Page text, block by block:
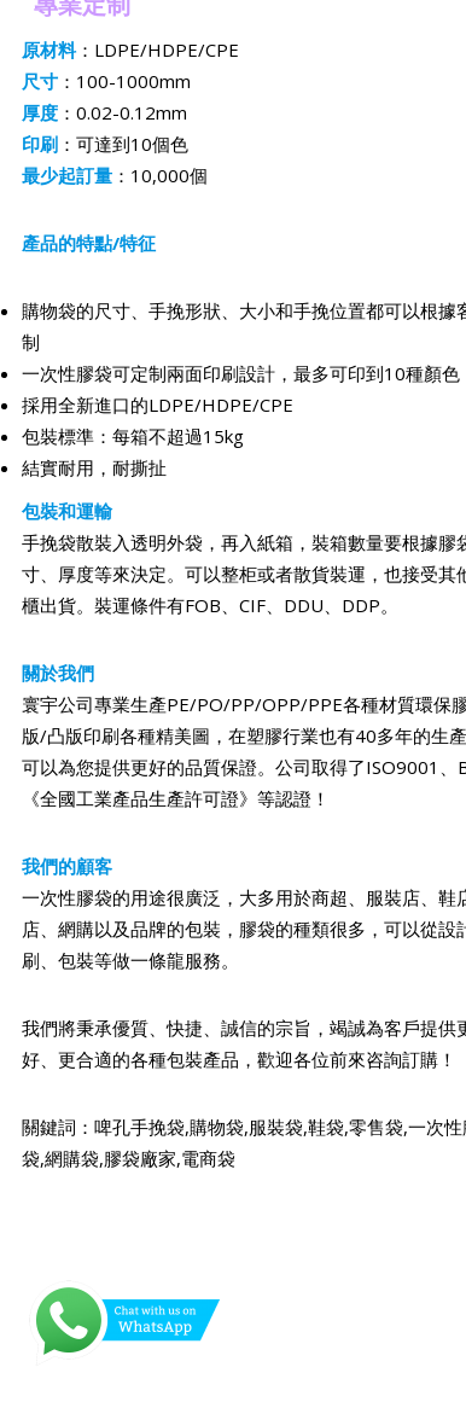
原材料：LDPE/HDPE/CPE
尺寸 ：100-1000mm
厚度 ：0.02-0.12mm
印刷 ：可達到10個色
最少起訂量 ：10,000個
產品的特點/特征
購物袋的尺寸、手挽形狀、大小和手挽位置都可以根據
制
一次性膠袋可定制兩面印刷設計，最多可印到10種顏色
採用全新進口的LDPE/HDPE/CPE
包裝標準：每箱不超過15kg
結實耐用，耐撕扯
包裝和運輸
手挽袋散裝入透明外袋，再入紙箱，裝箱數量要根據膠
寸、厚度等來決定。可以整柜或者散貨裝運，也接受其
櫃出貨。裝運條件有FOB、CIF、DDU、DDP。
關於我們
寰宇公司專業生產PE/PO/PP/OPP/PPE各種材質環保
版/凸版印刷各種精美圖，在塑膠行業也有40多年的生產
可以為您提供更好的品質保證。公司取得了ISO9001、
《全國工業產品生產許可證》等認證！
我們的顧客
一次性膠袋的用途很廣泛，大多用於商超、服裝店、鞋
店、網購以及品牌的包裝，膠袋的種類很多，可以從設
刷、包裝等做一條龍服務。
我們將秉承優質、快捷、誠信的宗旨，竭誠為客戶提供
好、更合適的各種包裝產品，歡迎各位前來咨詢訂購！
關鍵詞：啤孔手挽袋,購物袋,服裝袋,鞋袋,零售袋,一次
袋,網購袋,膠袋廠家,電商袋